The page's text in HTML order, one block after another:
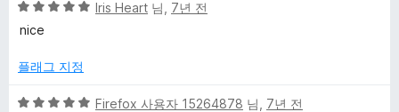
5
점
점
5
Iris Heart 님, 7년 전
nice
플래그 지정
5
Firefox 사용자 15264878 님, 7년 전